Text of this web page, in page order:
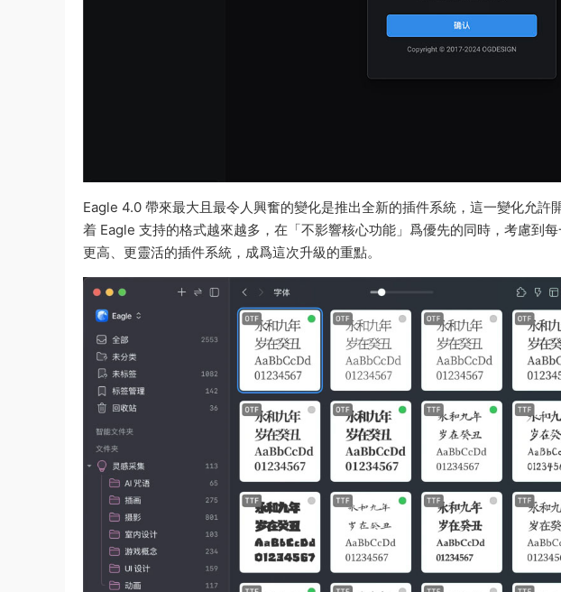
Eagle 4.0 帶來最大且最令人興奮的變化是推出全新的插件系統，這一變化允許
着 Eagle 支持的格式越來越多，在「不影響核心功能」爲優先的同時，考慮到
更高、更靈活的插件系統，成爲這次升級的重點。